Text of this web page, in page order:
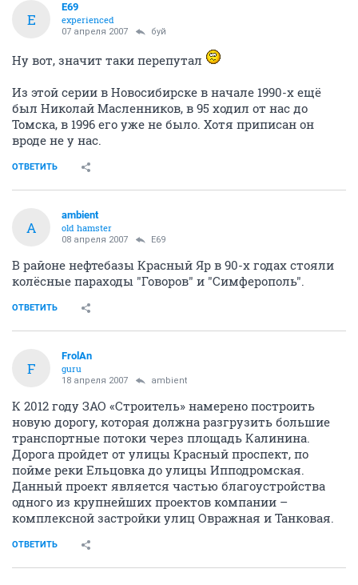
E
E69
experienced
07 апреля 2007 буй
Ну вот, значит таки перепутал
Из этой серии в Новосибирске в начале 1990-х ещё
был Николай Масленников, в 95 ходил от нас до
Томска, в 1996 его уже не было. Хотя приписан он
вроде не у нас.
ОТВЕТИТЬ
A
ambient
old hamster
08 апреля 2007 E69
В районе нефтебазы Красный Яр в 90-х годах стояли
колёсные параходы "Говоров" и "Симферополь".
ОТВЕТИТЬ
F
FrolAn
guru
18 апреля 2007 ambient
К 2012 году ЗАО «Строитель» намерено построить
новую дорогу, которая должна разгрузить большие
транспортные потоки через площадь Калинина.
Дорога пройдет от улицы Красный проспект, по
пойме реки Ельцовка до улицы Ипподромская.
Данный проект является частью благоустройства
одного из крупнейших проектов компании –
комплексной застройки улиц Овражная и Танковая.
ОТВЕТИТЬ